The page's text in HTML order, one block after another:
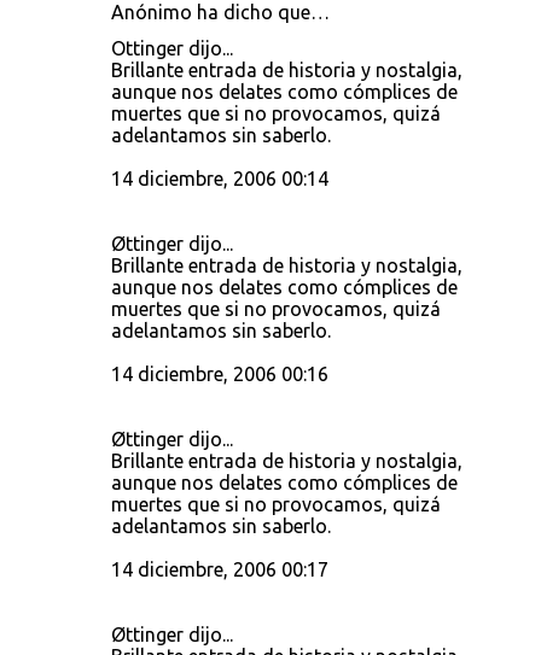
Anónimo ha dicho que…
Ottinger dijo...
Brillante entrada de historia y nostalgia,
aunque nos delates como cómplices de
muertes que si no provocamos, quizá
adelantamos sin saberlo.
14 diciembre, 2006 00:14
Øttinger dijo...
Brillante entrada de historia y nostalgia,
aunque nos delates como cómplices de
muertes que si no provocamos, quizá
adelantamos sin saberlo.
14 diciembre, 2006 00:16
Øttinger dijo...
Brillante entrada de historia y nostalgia,
aunque nos delates como cómplices de
muertes que si no provocamos, quizá
adelantamos sin saberlo.
14 diciembre, 2006 00:17
Øttinger dijo...